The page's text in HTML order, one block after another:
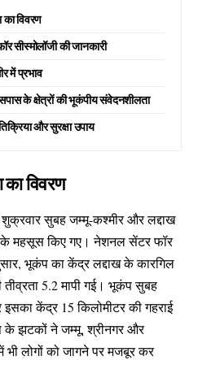
विवरण
सीस्मोलॉजी की जानकारी
में प्रभाव
के क्षेत्रों की भूकंपीय संवेदनशीलता
और सुरक्षा उपाय
विवरण
सुबह जम्मू-कश्मीर और लद्दाख
महसूस किए गए। नेशनल सेंटर फॉर
भूकंप का केंद्र लद्दाख के कारगिल
तीव्रता 5.2 मापी गई। भूकंप सुबह
केंद्र 15 किलोमीटर की गहराई
के झटकों ने जम्मू, श्रीनगर और
भी लोगों को जागने पर मजबूर कर